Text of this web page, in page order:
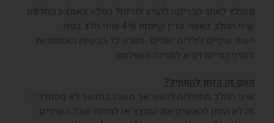
לאחר הבדיקה להגיע לטיפול המלא באמצע החלפת
החלב כאשר עדין קיימות 4-6 שיני חלב בפה.
שיניים לילדיםישלים פתרון כל הבעיות האסתטיות
ויביא לסגירה מושלמת.
זה הזמן להתחיל?
החלב מתחילות לנשור אך משהו במנשך לא מסתדר –
לא הזמן להאשים את המוצץ או לחכות שכל השיניים